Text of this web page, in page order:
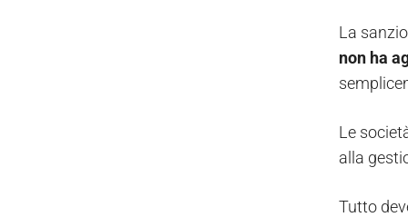
La
non ha
Le
alla
Tutto